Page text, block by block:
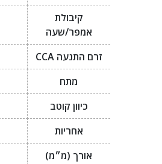
קיבולת
אמפר/שעה
זרם התנעה CCA
מתח
כיוון קוטב
אחריות
אורך (מ״מ)